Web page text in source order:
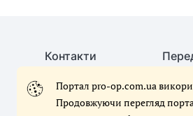
Контакти
© Служба охорони праці, 2026.
Портал pro-op.com.ua
Продовжуючи перегляд